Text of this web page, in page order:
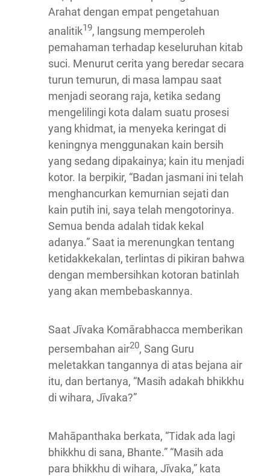
Arahat dengan empat pengetahuan
analitik19, langsung memperoleh
pemahaman terhadap keseluruhan kitab
suci. Menurut cerita yang beredar secara
turun temurun, di masa lampau saat
menjadi seorang raja, ketika sedang
mengelilingi kota dalam suatu prosesi
yang khidmat, ia menyeka keringat di
keningnya menggunakan kain bersih
yang sedang dipakainya; kain itu menjadi
kotor. Ia berpikir, “Badan jasmani ini telah
menghancurkan kemurnian sejati dan
kain putih ini, saya telah mengotorinya.
Semua benda adalah tidak kekal
adanya.” Saat ia merenungkan tentang
ketidakkekalan, terlintas di pikiran bahwa
dengan membersihkan kotoran batinlah
yang akan membebaskannya.
Saat Jīvaka Komārabhacca memberikan
persembahan air20, Sang Guru
meletakkan tangannya di atas bejana air
itu, dan bertanya, “Masih adakah bhikkhu
di wihara, Jīvaka?”
Mahāpanthaka berkata, “Tidak ada lagi
bhikkhu di sana, Bhante.” “Masih ada
para bhikkhu di wihara, Jīvaka,” kata